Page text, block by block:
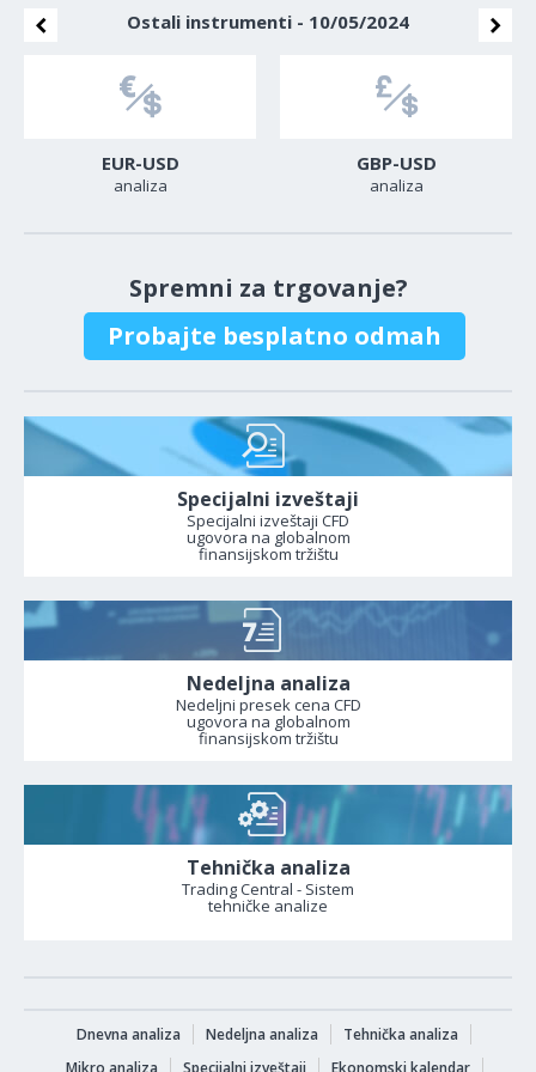
Ostali instrumenti - 10/05/2024
EUR-USD
analiza
GBP-USD
analiza
Spremni za trgovanje?
Probajte besplatno odmah
Specijalni izveštaji
Specijalni izveštaji CFD
ugovora na globalnom
finansijskom tržištu
Nedeljna analiza
Nedeljni presek cena CFD
ugovora na globalnom
finansijskom tržištu
Tehnička analiza
Trading Central - Sistem
tehničke analize
Dnevna analiza Nedeljna analiza
Tehnička analiza
Mikro analiza
Specijalni izveštaji Ekonomski kalendar